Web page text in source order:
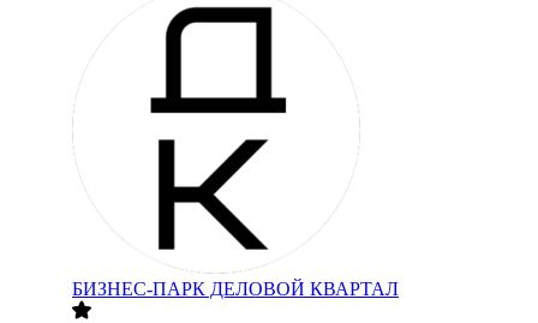
БИЗНЕС-ПАРК ДЕЛОВОЙ КВАРТАЛ